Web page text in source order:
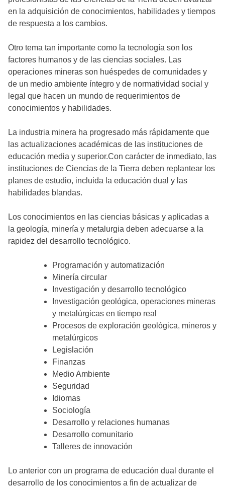
en la adquisición de conocimientos, habilidades y tiempos
de respuesta a los cambios.
Otro tema tan importante como la tecnología son los
factores humanos y de las ciencias sociales. Las
operaciones mineras son huéspedes de comunidades y
de un medio ambiente íntegro y de normatividad social y
legal que hacen un mundo de requerimientos de
conocimientos y habilidades.
La industria minera ha progresado más rápidamente que
las actualizaciones académicas de las instituciones de
educación media y superior.Con carácter de inmediato, las
instituciones de Ciencias de la Tierra deben replantear los
planes de estudio, incluida la educación dual y las
habilidades blandas.
Los conocimientos en las ciencias básicas y aplicadas a
la geología, minería y metalurgia deben adecuarse a la
rapidez del desarrollo tecnológico.
Programación y automatización
Minería circular
Investigación y desarrollo tecnológico
Investigación geológica, operaciones mineras
y metalúrgicas en tiempo real
Procesos de exploración geológica, mineros y
metalúrgicos
Legislación
Finanzas
Medio Ambiente
Seguridad
Idiomas
Sociología
Desarrollo y relaciones humanas
Desarrollo comunitario
Talleres de innovación
Lo anterior con un programa de educación dual durante el
desarrollo de los conocimientos a fin de actualizar de